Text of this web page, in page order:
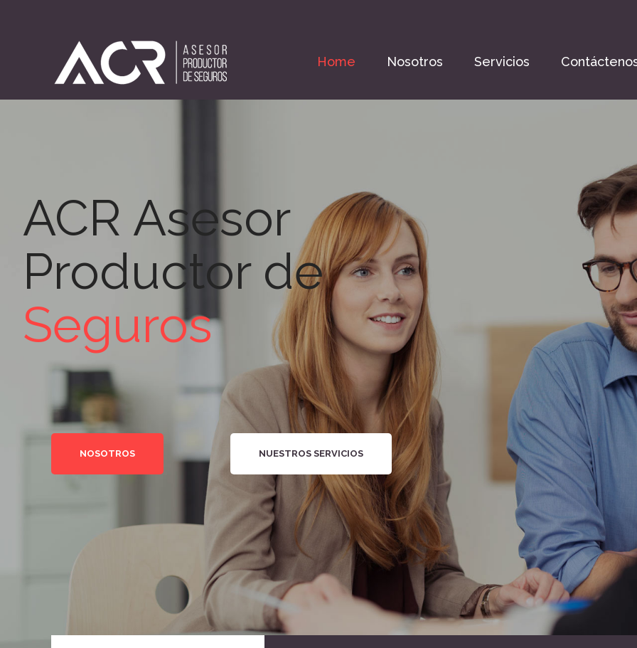
Home Nosotros Servicios
Seguros
NOSOTROS NUESTROS SERVICIOS